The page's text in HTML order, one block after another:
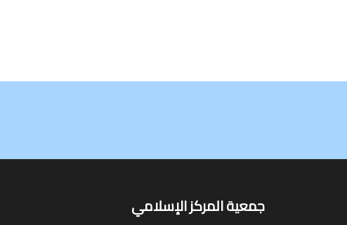
جمعية المركز الإسلامي